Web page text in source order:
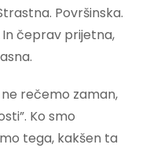
Površinska.
In čeprav prijetna,
rečemo zaman,
Ko smo
tega, kakšen ta